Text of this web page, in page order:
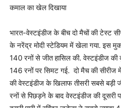
कमाल का खेल दिखाया
भारत-वेस्टइंडीज के बीच दो मैचों की टेस्ट
के नरेंद्र मोदी स्टेडियम में खेला गया. इस
140 रनों से जीत हासिल की. वेस्टइंडीज की
146 रनों पर सिमट गई. दो मैच की सीरीज
की वेस्टइंडीज के खिलाफ तीसरी सबसे बड़ी
रनों से पिछड़ने के बाद वेस्टइंडीज की दूसरी